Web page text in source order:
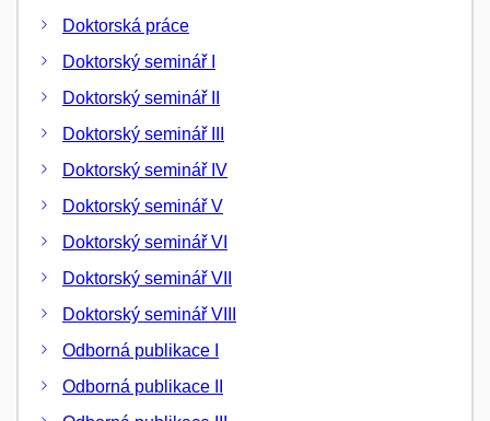
Doktorská práce
Doktorský seminář I
Doktorský seminář II
Doktorský seminář III
Doktorský seminář IV
Doktorský seminář V
Doktorský seminář VI
Doktorský seminář VII
Doktorský seminář VIII
Odborná publikace I
Odborná publikace II